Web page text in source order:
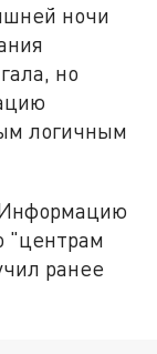
ночи
но
логичным
"центрам
ранее